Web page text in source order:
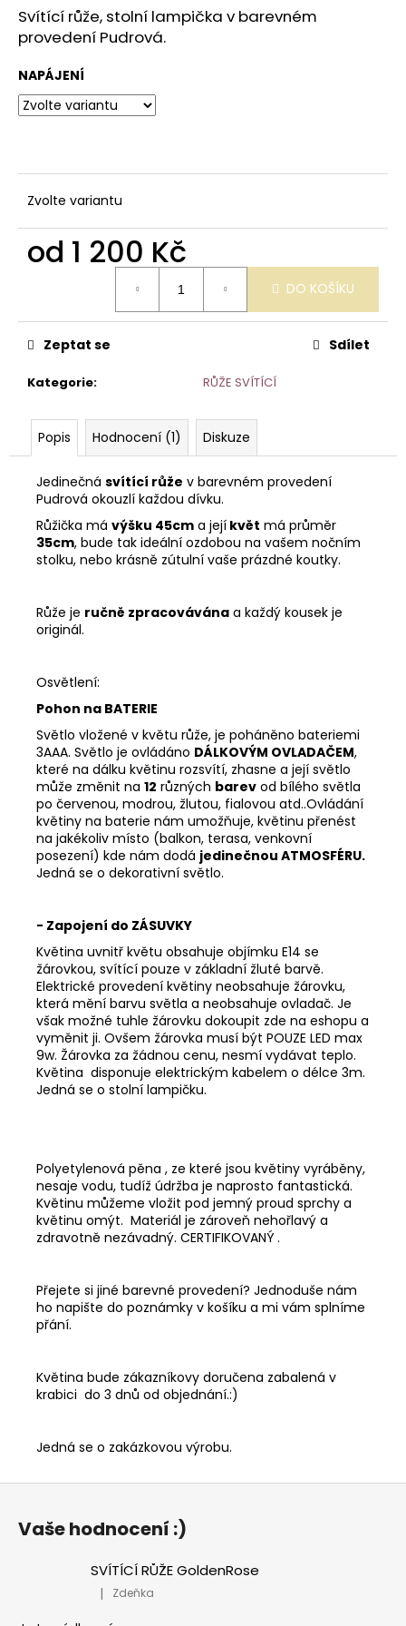
z
5
hvězdiček.
Svítící růže, stolní lampička v barevném
provedení Pudrová.
NAPÁJENÍ
Zvolte variantu
od 1 200 Kč
DO KOŠÍKU
Kategorie: RŮŽE SVÍTÍCÍ
Zeptat se Sdílet
Popis Hodnocení (1) Diskuze
Jedinečná svítící růže v barevném provedení
Pudrová okouzlí každou dívku.
Růžička má výšku 45cm a její květ má průměr
35cm, bude tak ideální ozdobou na vašem nočním
stolku, nebo krásně zútulní vaše prázdné koutky.
Růže je ručně zpracovávána a každý kousek je
originál.
Osvětlení:
Pohon na BATERIE
Světlo vložené v květu růže, je poháněno bateriemi
3AAA. Světlo je ovládáno DÁLKOVÝM OVLADAČEM,
které na dálku květinu rozsvítí, zhasne a její světlo
může změnit na 12 různých barev od bílého světla
po červenou, modrou, žlutou, fialovou atd..Ovládání
květiny na baterie nám umožňuje, květinu přenést
na jakékoliv místo (balkon, terasa, venkovní
posezení) kde nám dodá jedinečnou ATMOSFÉRU.
Jedná se o dekorativní světlo.
- Zapojení do ZÁSUVKY
Květina uvnitř květu obsahuje objímku E14 se
žárovkou, svítící pouze v základní žluté barvě.
Elektrické provedení květiny neobsahuje žárovku,
která mění barvu světla a neobsahuje ovladač. Je
však možné tuhle žárovku dokoupit zde na eshopu a
vyměnit ji. Ovšem žárovka musí být POUZE LED max
9w. Žárovka za žádnou cenu, nesmí vydávat teplo.
Květina disponuje elektrickým kabelem o délce 3m.
Jedná se o stolní lampičku.
Polyetylenová pěna , ze které jsou květiny vyráběny,
nesaje vodu, tudíž údržba je naprosto fantastická.
Květinu můžeme vložit pod jemný proud sprchy a
květinu omýt. Materiál je zároveň nehořlavý a
zdravotně nezávadný. CERTIFIKOVANÝ .
Přejete si jiné barevné provedení? Jednoduše nám
ho napište do poznámky v košíku a mi vám splníme
přání.
Květina bude zákazníkovy doručena zabalená v
krabici do 3 dnů od objednání.:)
Jedná se o zakázkovou výrobu.
u
j
m
e
RŮŽE
200
Kč
Z
Vaše hodnocení :)
SVÍTÍCÍ RŮŽE GoldenRose
Hodnocení produktu je 5 z 5 hvězdiček.
| Zdeňka